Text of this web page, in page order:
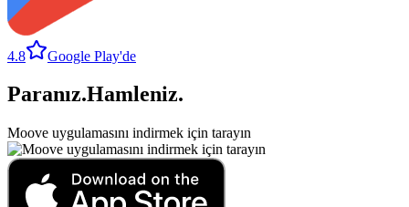
4.8 Google Play'de
Paranız.Hamleniz.
Moove uygulamasını indirmek için tarayın